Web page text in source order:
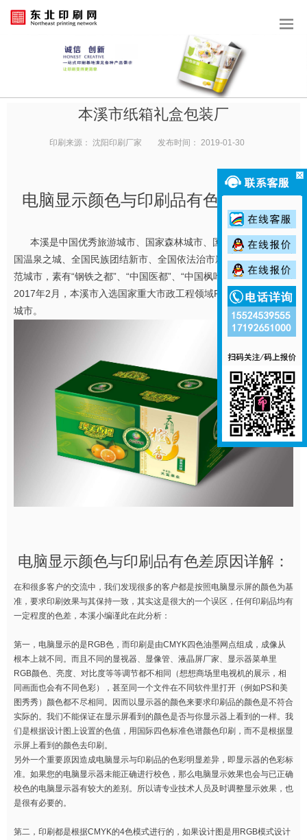
本溪市纸箱礼盒包装厂
印刷来源： 沈阳印刷厂家 发布时间： 2019-01-30
电脑显示颜色与印刷品有色差的原因
本溪是中国优秀旅游城市、国家森林城市、国家园林城市、中
国温泉之城、全国民族团结新市、全国依法治市新市、全国双拥模
范城市，素有“钢铁之都”、“中国医都”、“中国枫叶之都”之称。
2017年2月，本溪市入选国家重大市政工程领域PPP创新工作重点
城市。
电脑显示颜色与印刷品有色差原因详解：
在和很多客户的交流中，我们发现很多的客户都是按照电脑显示屏的颜色为基
准，要求印刷效果与其保持一致，其实这是很大的一个误区，任何印刷品均有
一定程度的色差，本溪小编谨此在此分析：
第一，电脑显示的是RGB色，而印刷是由CMYK四色油墨网点组成，成像从
根本上就不同。而且不同的显视器、显像管、液晶屏厂家、显示器菜单里
RGB颜色、亮度、对比度等等调节都不相同（想想商场里电视机的展示，相
同画面也会有不同色彩），甚至同一个文件在不同软件里打开（例如PS和美
图秀秀）颜色都不尽相同。因而以显示器的颜色来要求印刷品的颜色是不符合
实际的。我们不能保证在显示屏看到的颜色是否与你显示器上看到的一样。我
们是根据设计图上设置的色值，用国际四色标准色谱颜色印刷，而不是根据显
示屏上看到的颜色去印刷。
另外一个重要原因造成电脑显示与印刷品的色彩明显差异，即显示器的色彩标
准。如果您的电脑显示器未能正确进行校色，那么电脑显示效果也会与已正确
校色的电脑显示器有较大的差别。所以请专业技术人员及时调整显示效果，也
是很有必要的。
第二，印刷都是根据CMYK的4色模式进行的，如果设计图是用RGB模式设计